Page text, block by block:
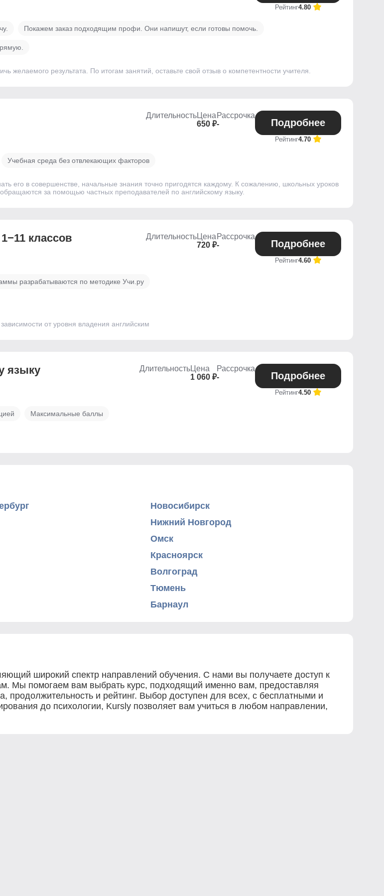
Рейтинг4.80
Покажем заказ подходящим профи. Они напишут, если готовы помочь.
желаемого результата. По итогам занятий, оставьте свой отзыв о компетентности учителя.
ДлительностьЦена
650 ₽
Рассрочка
-
Подробнее
Рейтинг4.70
Учебная среда без отвлекающих факторов
его в совершенстве, начальные знания точно пригодятся каждому. К сожалению, школьных уроков
за помощью частных преподавателей по английскому языку.
классов ДлительностьЦена
720 ₽
Рассрочка
-
Подробнее
Рейтинг4.60
разрабатываются по методике Учи.ру
от уровня владения английским
языку ДлительностьЦена
1 060 ₽
Рассрочка
-
Подробнее
Рейтинг4.50
Максимальные баллы
Новосибирск
Нижний Новгород
Омск
Красноярск
Волгоград
Тюмень
Барнаул
широкий спектр направлений обучения. С нами вы получаете доступ к
Мы помогаем вам выбрать курс, подходящий именно вам, предоставляя
и рейтинг. Выбор доступен для всех, с бесплатными и
до психологии, Kursly позволяет вам учиться в любом направлении,